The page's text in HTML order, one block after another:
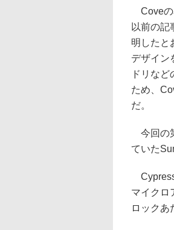
Coveの
以前の記
明したと
デザイン
ドリな
ため、
だ。
今回の
ていた
マイクロ
ロックあ